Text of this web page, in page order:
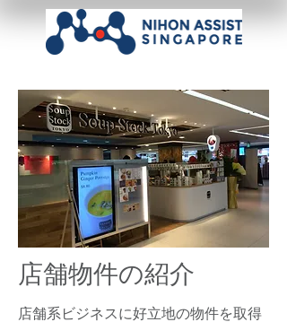
店舗物件の紹介
店舗系ビジネスに好立地の物件を取得